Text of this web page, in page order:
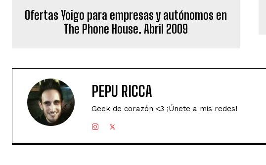
Ofertas Yoigo para empresas y autónomos en
The Phone House. Abril 2009
PEPU RICCA
Geek de corazón <3 ¡Únete a mis redes!